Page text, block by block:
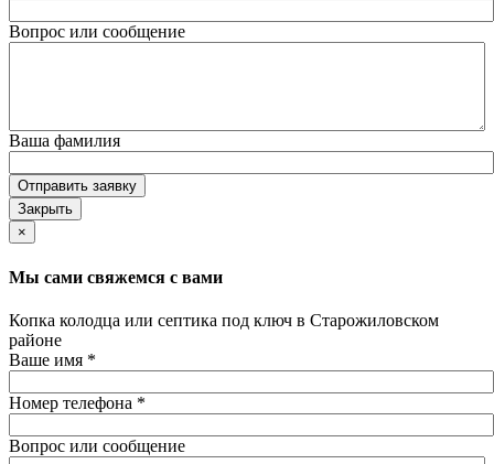
Вопрос или сообщение
Ваша фамилия
Отправить заявку
Закрыть
×
Мы сами свяжемся с вами
Копка колодца или септика под ключ в Старожиловском
районе
Ваше имя *
Номер телефона *
Вопрос или сообщение